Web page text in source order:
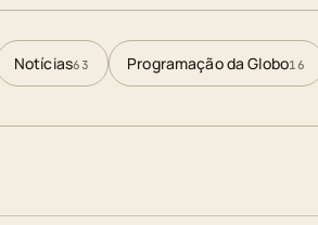
Notícias63 Programação da Globo16